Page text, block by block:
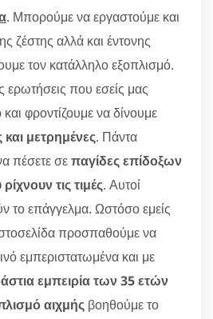
. Μπορούμε να εργαστούμε και
ζέστης αλλά και έντονης
τον κατάλληλο εξοπλισμό.
ερωτήσεις που εσείς μας
φροντίζουμε να δίνουμε
μετρημένες. Πάντα
πέσετε σεπαγίδες επίδοξων
τις τιμές. Αυτοί
το επάγγελμα. Ωστόσο εμείς
προσπαθούμε να
εμπεριστατωμένα και με
εμπειρία των 35 ετών
αιχμής βοηθούμε το